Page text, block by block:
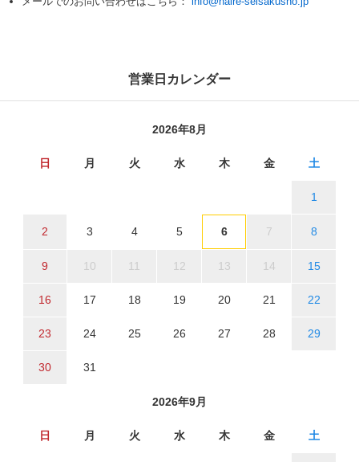
営業日カレンダー
2026年8月
日 月 火 水 木 金 土
1
2 3 4 5 6 7 8
9 10 11 12 13 14 15
16 17 18 19 20 21 22
23 24 25 26 27 28 29
30 31
2026年9月
日 月 火 水 木 金 土